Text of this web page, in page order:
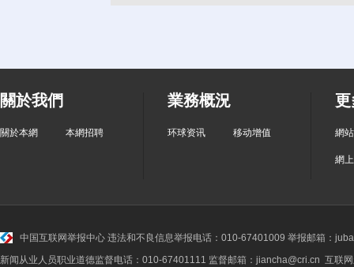
關於我們
關於本網 本網招聘
業務概況
环球资讯 移动增值 網
網
中国互联网举报中心 违法和不良信息举报电话：010-67401009 举报邮箱：
新闻从业人员职业道德监督电话：010-67401111 监督邮箱：jiancha@cri.cn 互联